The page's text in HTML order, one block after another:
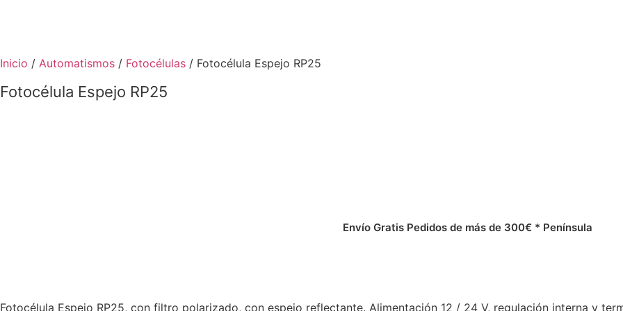
contenido
Inicio / Automatismos / Fotocélulas / Fotocélula Espejo RP25
Fotocélula Espejo RP25
Envío Gratis Pedidos de más de 300€ * Península
Fotocélula Espejo RP25, con filtro polarizado, con espejo reflectante. Alimentación 12 / 24 V, regulación interna y